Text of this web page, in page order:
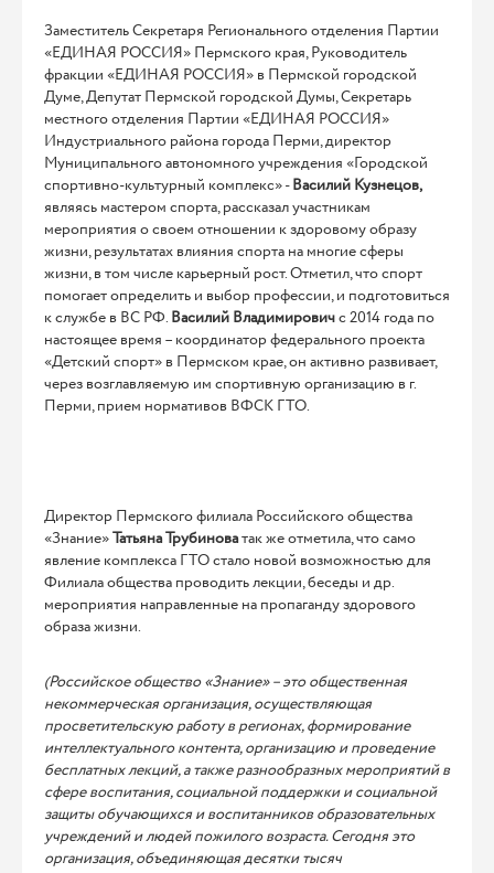
Заместитель Секретаря Регионального отделения Партии
«ЕДИНАЯ РОССИЯ» Пермского края, Руководитель
фракции «ЕДИНАЯ РОССИЯ» в Пермской городской
Думе, Депутат Пермской городской Думы, Секретарь
местного отделения Партии «ЕДИНАЯ РОССИЯ»
Индустриального района города Перми, директор
Муниципального автономного учреждения «Городской
спортивно-культурный комплекс» -Василий Кузнецов,
являясь мастером спорта, рассказал участникам
мероприятия о своем отношении к здоровому образу
жизни, результатах влияния спорта на многие сферы
жизни, в том числе карьерный рост. Отметил, что спорт
помогает определить и выбор профессии, и подготовиться
к службе в ВС РФ. Василий Владимировичс 2014 года по
настоящее время – координатор федерального проекта
«Детский спорт» в Пермском крае, он активно развивает,
через возглавляемую им спортивную организацию в г.
Перми, прием нормативов ВФСК ГТО.
Директор Пермского филиала Российского общества
«Знание»Татьяна Трубиноватак же отметила, что само
явление комплекса ГТО стало новой возможностью для
Филиала общества проводить лекции, беседы и др.
мероприятия направленные на пропаганду здорового
образа жизни.
(Российское общество «Знание» – это общественная
некоммерческая организация, осуществляющая
просветительскую работу в регионах, формирование
интеллектуального контента, организацию и проведение
бесплатных лекций, а также разнообразных мероприятий в
сфере воспитания, социальной поддержки и социальной
защиты обучающихся и воспитанников образовательных
учреждений и людей пожилого возраста. Сегодня это
организация, объединяющая десятки тысяч